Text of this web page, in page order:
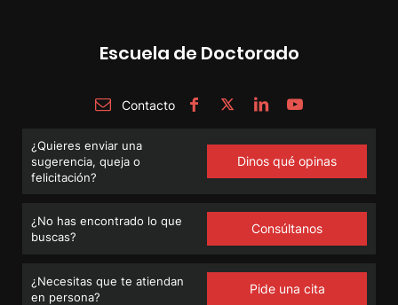
Escuela de Doctorado
Contacto
¿Quieres enviar una
sugerencia, queja o
felicitación?
Dinos qué opinas
¿No has encontrado lo que
buscas?
Consúltanos
¿Necesitas que te atiendan
en persona?
Pide una cita